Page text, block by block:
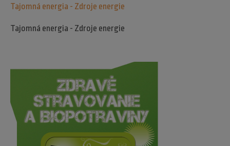
Tajomná energia - Zdroje energie
Tajomná energia - Zdroje energie